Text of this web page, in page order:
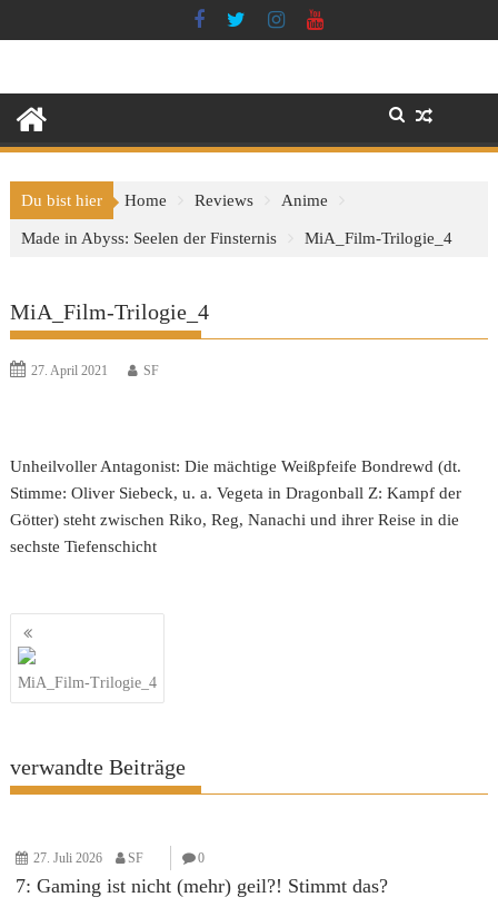
to
Du bist hier Home Reviews Anime
Made in Abyss: Seelen der Finsternis MiA_Film-Trilogie_4
MiA_Film-Trilogie_4
27. April 2021 SF
Unheilvoller Antagonist: Die mächtige Weißpfeife Bondrewd (dt.
Stimme: Oliver Siebeck, u. a. Vegeta in Dragonball Z: Kampf der
Götter) steht zwischen Riko, Reg, Nanachi und ihrer Reise in die
sechste Tiefenschicht
Beitragsnavigation
MiA_Film-Trilogie_4
verwandte Beiträge
27. Juli 2026 SF 0
7: Gaming ist nicht (mehr) geil?! Stimmt das?